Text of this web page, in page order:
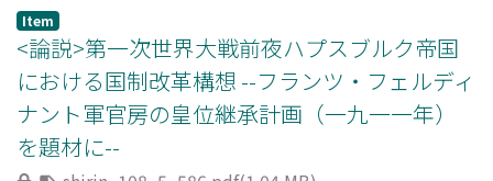
しかし、それは文革期に「張楚」が「農民反乱」を起こし
た陳渉の「革命政権」として位置づけられ、さらには中国
文明多元論の興隆により、楚という要素が重視されるなか
で生まれた観点である。本稿ではまずその問題を指摘した
のち、陳勝・呉広の乱の経緯を詳細に分析し、「張楚」が
本来は陳渉が「楚を再興した」ことを公言したことばその
ものであり、国号でも政権名でもなかったこと、「五星
Item
<論説>第一次世界大戦前夜ハプスブルク帝国
における国制改革構想 --フランツ・フェルディ
ナント軍官房の皇位継承計画（一九一一年）
を題材に--